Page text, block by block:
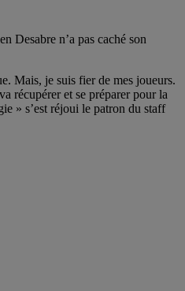
Desabre n’a pas caché son
Mais, je suis fier de mes joueurs.
récupérer et se préparer pour la
» s’est réjoui le patron du staff